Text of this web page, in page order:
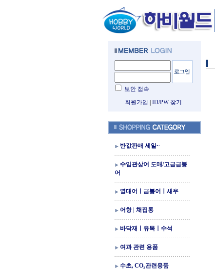
보안 접속
회원가입
ID/PW 찾기
반값판매 세일~
수입관상어 도매/고급금붕
어
열대어ㅣ금붕어ㅣ새우
어항 | 채집통
바닥재ㅣ유목ㅣ수석
여과 관련 용품
수초, CO₂관련용품